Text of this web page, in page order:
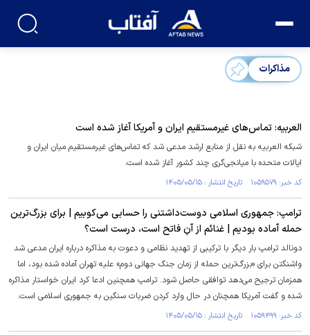
مذاکرات
العربیه: تماس‌های غیرمستقیم ایران و آمریکا آغاز شده است
شبکه العربیه به نقل از منابع ارشد مدعی شد که تماس‌های غیرمستقیم میان ایران و
ایالات متحده با میانجی‌گری چند کشور آغاز شده است.
کد خبر: ۱۰۵۹۵۷۹ تاریخ انتشار : ۱۴۰۵/۰۵/۱۵
ترامپ: جمهوری اسلامی دوست‌داشتنی را حسابی می‌کوبیم | برای بزرگ‌ترین
حمله آماده بودیم | غنائم از آنِ فاتح است، درست است؟
دونالد ترامپ بار دیگر با ترکیبی از تهدید نظامی و دعوت به مذاکره درباره ایران مدعی شد
واشنگتن برای «بزرگ‌ترین حمله از زمان جنگ جهانی دوم» علیه تهران آماده شده بود، اما
همزمان ترجیح می‌دهد توافقی حاصل شود. ترامپ همچنین ادعا کرد ایران خواستار مذاکره
شده و گفت آمریکا همچنان در حال وارد کردن ضربات سنگین به جمهوری اسلامی است.
کد خبر: ۱۰۵۹۴۹۹ تاریخ انتشار : ۱۴۰۵/۰۵/۱۵